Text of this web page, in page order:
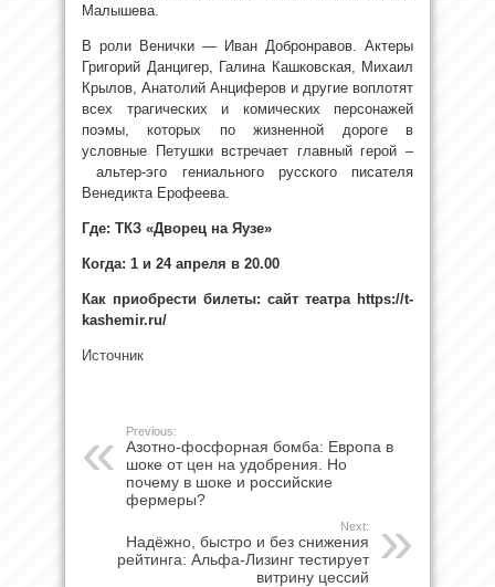
Малышева.
В роли Венички — Иван Добронравов. Актеры
Григорий Данцигер, Галина Кашковская, Михаил
Крылов, Анатолий Анциферов и другие воплотят
всех трагических и комических персонажей
поэмы, которых по жизненной дороге в
условные Петушки встречает главный герой –
альтер-эго гениального русского писателя
Венедикта Ерофеева.
Где: ТКЗ «Дворец на Яузе»
Когда: 1 и 24 апреля в 20.00
Как приобрести билеты: сайт театра https://t-
kashemir.ru/
Источник
Previous:
Азотно-фосфорная бомба: Европа в
шоке от цен на удобрения. Но
почему в шоке и российские
фермеры?
Next:
Надёжно, быстро и без снижения
рейтинга: Альфа-Лизинг тестирует
витрину цессий